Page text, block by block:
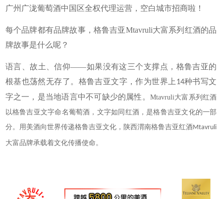
广州广泷葡萄酒中国区全权代理运营，空白城市招商啦！
每个品牌都有品牌故事，格鲁吉亚Mtavruli大富系列红酒的品
牌故事是什么呢？
语言、故土、信仰——如果没有这三个支撑点，格鲁吉亚的
根基也荡然无存了。格鲁吉亚文字，作为世界上 14种书写文
字之一，是当地语言中不可缺少的属性。 Mtavruli大富系列红酒
以格鲁吉亚文字命名葡萄酒，文字如同红酒，是格鲁吉亚文化的一部
分。用美酒向世界传递格鲁吉亚文化，陕西渭南格鲁吉亚红酒Mtavruli
大富品牌承载着文化传播使命。